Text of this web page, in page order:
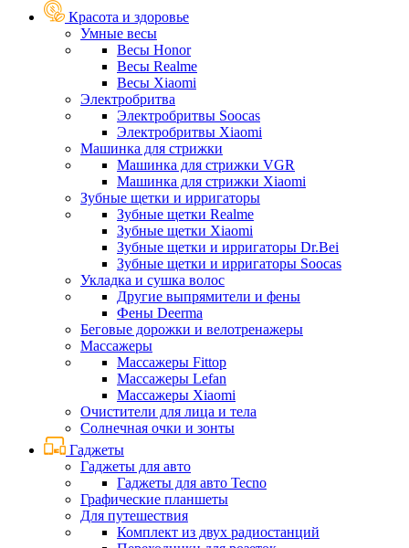
Красота и здоровье
Умные весы
Весы Honor
Весы Realme
Весы Xiaomi
Электробритва
Электробритвы Soocas
Электробритвы Xiaomi
Машинка для стрижки
Машинка для стрижки VGR
Машинка для стрижки Xiaomi
Зубные щетки и ирригаторы
Зубные щетки Realme
Зубные щетки Xiaomi
Зубные щетки и ирригаторы Dr.Bei
Зубные щетки и ирригаторы Soocas
Укладка и сушка волос
Другие выпрямители и фены
Фены Deerma
Беговые дорожки и велотренажеры
Массажеры
Массажеры Fittop
Массажеры Lefan
Массажеры Xiaomi
Очистители для лица и тела
Солнечная очки и зонты
Гаджеты
Гаджеты для авто
Гаджеты для авто Tecno
Графические планшеты
Для путешествия
Комплект из двух радиостанций